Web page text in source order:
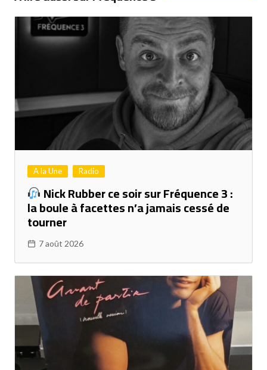
A la Une Radio
Nick Rubber ce soir sur Fréquence 3 :
la boule à facettes n’a jamais cessé de
tourner
7 août 2026